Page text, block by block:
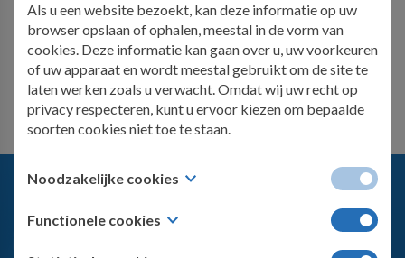
Of het nu gaat om een dringende reparatie of een
preventieve controle, wij helpen je graag verder.
Als u een website bezoekt, kan deze informatie op uw
browser opslaan of ophalen, meestal in de vorm van
cookies. Deze informatie kan gaan over u, uw voorkeuren
of uw apparaat en wordt meestal gebruikt om de site te
laten werken zoals u verwacht. Omdat wij uw recht op
privacy respecteren, kunt u ervoor kiezen om bepaalde
soorten cookies niet toe te staan.
Noodzakelijke cookies
Deze cookies zijn nodig voor de werking van de website
en kunnen niet worden uitgeschakeld in onze systemen. U
kunt uw browser instellen om deze cookies te blokkeren
Functionele cookies